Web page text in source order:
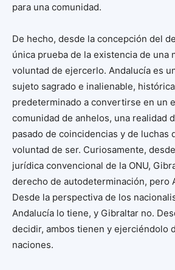
para una comunidad.
De hecho, desde la concepción del
única prueba de la existencia de una
voluntad de ejercerlo. Andalucía es
sujeto sagrado e inalienable,
predeterminado a convertirse en un
comunidad de anhelos, una realidad
pasado de coincidencias y de luchas
voluntad de ser. Curiosamente,
jurídica convencional de la ONU,
derecho de autodeterminación, pero
Desde la perspectiva de los
Andalucía lo tiene, y Gibraltar no.
decidir, ambos tienen y ejerciéndolo
naciones.